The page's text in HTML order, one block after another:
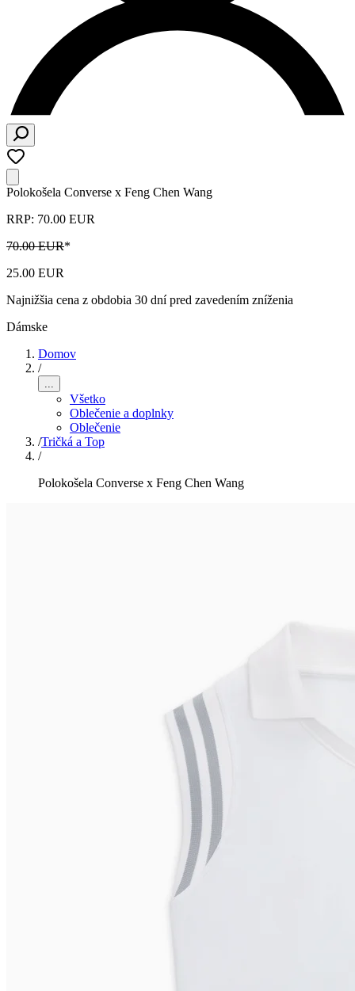
Polokošela Converse x Feng Chen Wang
RRP: 70.00 EUR
70.00 EUR*
25.00 EUR
Najnižšia cena z obdobia 30 dní pred zavedením zníženia
Dámske
Domov
/
...
Všetko
Oblečenie a doplnky
Oblečenie
/Tričká a Top
/
Polokošela Converse x Feng Chen Wang